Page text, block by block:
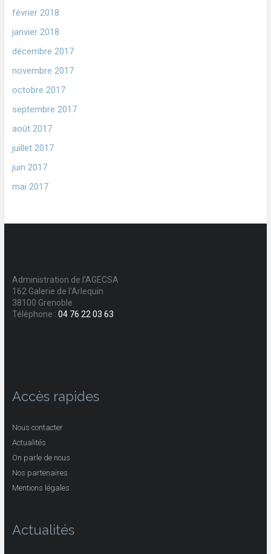
février 2018
janvier 2018
décembre 2017
novembre 2017
octobre 2017
septembre 2017
août 2017
juillet 2017
juin 2017
mai 2017
Administration de l'AGECSA
162 Galerie de l'Arlequin
38100 Grenoble
Téléphone : 04 76 22 03 63
Accès rapides
Nous contacter
Actualités
On parle de nous
Nos partenaires
Mentions légales
Actualités